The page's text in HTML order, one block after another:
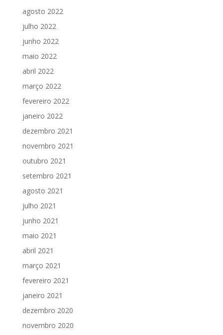
agosto 2022
julho 2022
junho 2022
maio 2022
abril 2022
março 2022
fevereiro 2022
janeiro 2022
dezembro 2021
novembro 2021
outubro 2021
setembro 2021
agosto 2021
julho 2021
junho 2021
maio 2021
abril 2021
março 2021
fevereiro 2021
janeiro 2021
dezembro 2020
novembro 2020